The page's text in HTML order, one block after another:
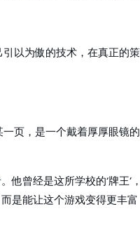
以为傲的技术，在真正的
页，是一个戴着厚厚眼镜
他曾经是这所学校的‘牌王
是能让这个游戏变得更丰